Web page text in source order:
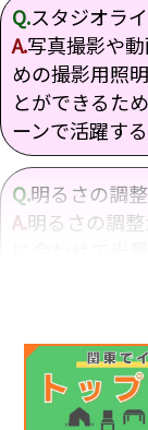
Q.スタジオラ
A.写真撮影や
めの撮影用照
とができるた
ーンで活躍す
Q.明るさの調
A.明るさの調
に合わせて光
Q.電源は何を
一般的な家
用できます！